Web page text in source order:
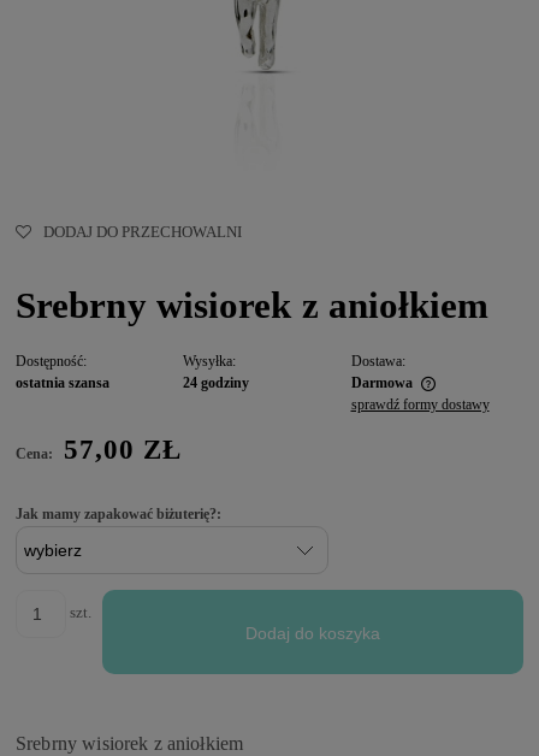
DODAJ DO PRZECHOWALNI
Srebrny wisiorek z aniołkiem
Dostępność:
ostatnia szansa
Wysyłka:
24 godziny
Dostawa:
Darmowa
sprawdź formy dostawy
Cena: 57,00 ZŁ
Jak mamy zapakować biżuterię?:
szt.
Dodaj do koszyka
Srebrny wisiorek z aniołkiem